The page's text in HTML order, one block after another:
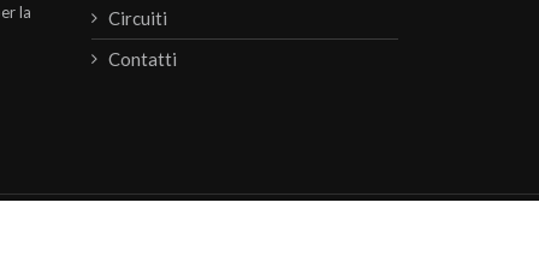
la
Circuiti
Contatti